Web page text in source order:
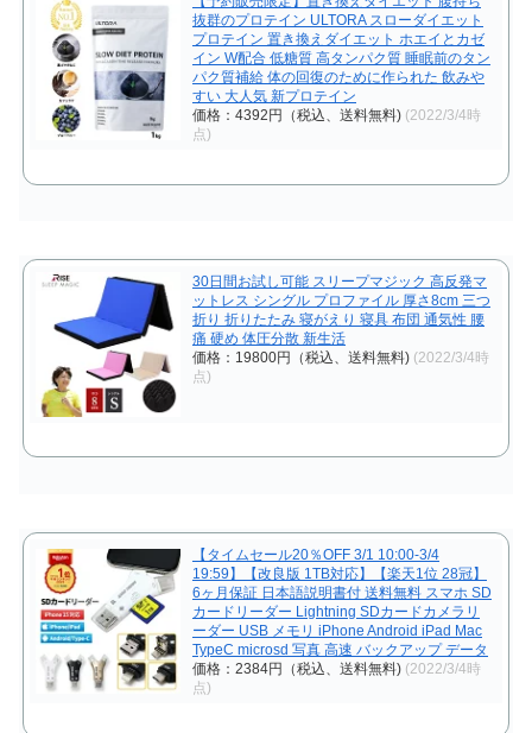
抜群のプロテイン ULTORA スローダイエット
プロテイン 置き換えダイエット ホエイとカゼ
イン W配合 低糖質 高タンパク質 睡眠前のタン
パク質補給 体の回復のために作られた 飲みや
すい 大人気 新プロテイン
価格：4392円（税込、送料無料) (2022/3/4時
点)
30日間お試し可能 スリープマジック 高反発マ
ットレス シングル プロファイル 厚さ8cm 三つ
折り 折りたたみ 寝がえり 寝具 布団 通気性 腰
痛 硬め 体圧分散 新生活
価格：19800円（税込、送料無料) (2022/3/4時
点)
【タイムセール20％OFF 3/1 10:00-3/4
19:59】【改良版 1TB対応】【楽天1位 28冠】
6ヶ月保証 日本語説明書付 送料無料 スマホ SD
カードリーダー Lightning SDカードカメラリ
ーダー USB メモリ iPhone Android iPad Mac
TypeC microsd 写真 高速 バックアップ データ
価格：2384円（税込、送料無料) (2022/3/4時
点)